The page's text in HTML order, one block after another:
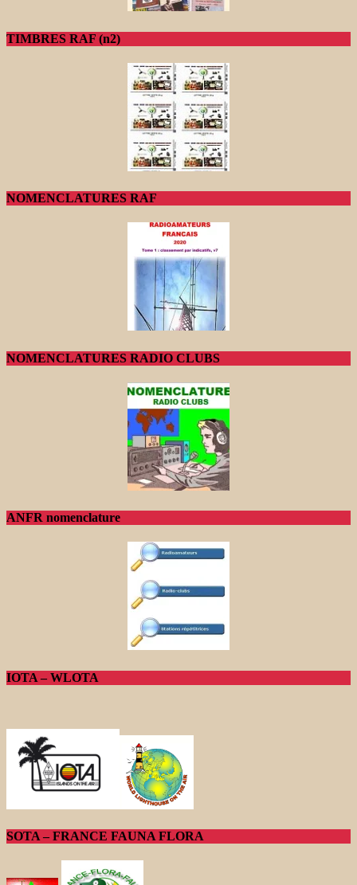
TIMBRES RAF (n2)
NOMENCLATURES RAF
NOMENCLATURES RADIO CLUBS
ANFR nomenclature
IOTA – WLOTA
SOTA – FRANCE FAUNA FLORA